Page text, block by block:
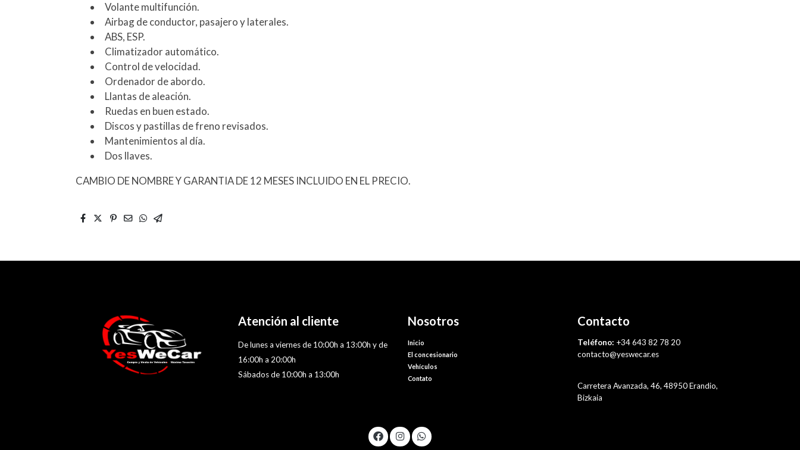
Volante multifunción.
Airbag de conductor, pasajero y laterales.
ABS, ESP.
Climatizador automático.
Control de velocidad.
Ordenador de abordo.
Llantas de aleación.
Ruedas en buen estado.
Discos y pastillas de freno revisados.
Mantenimientos al día.
Dos llaves.
CAMBIO DE NOMBRE Y GARANTIA DE 12 MESES INCLUIDO EN EL PRECIO.
Atención al cliente
De lunes a viernes de 10:00h a 13:00h y de
16:00h a 20:00h
Sábados de 10:00h a 13:00h
Nosotros
Inicio
El concesionario
Vehículos
Contato
Contacto
Teléfono: +34 643 82 78 20
contacto@yeswecar.es
Carretera Avanzada, 46, 48950 Erandio,
Bizkaia